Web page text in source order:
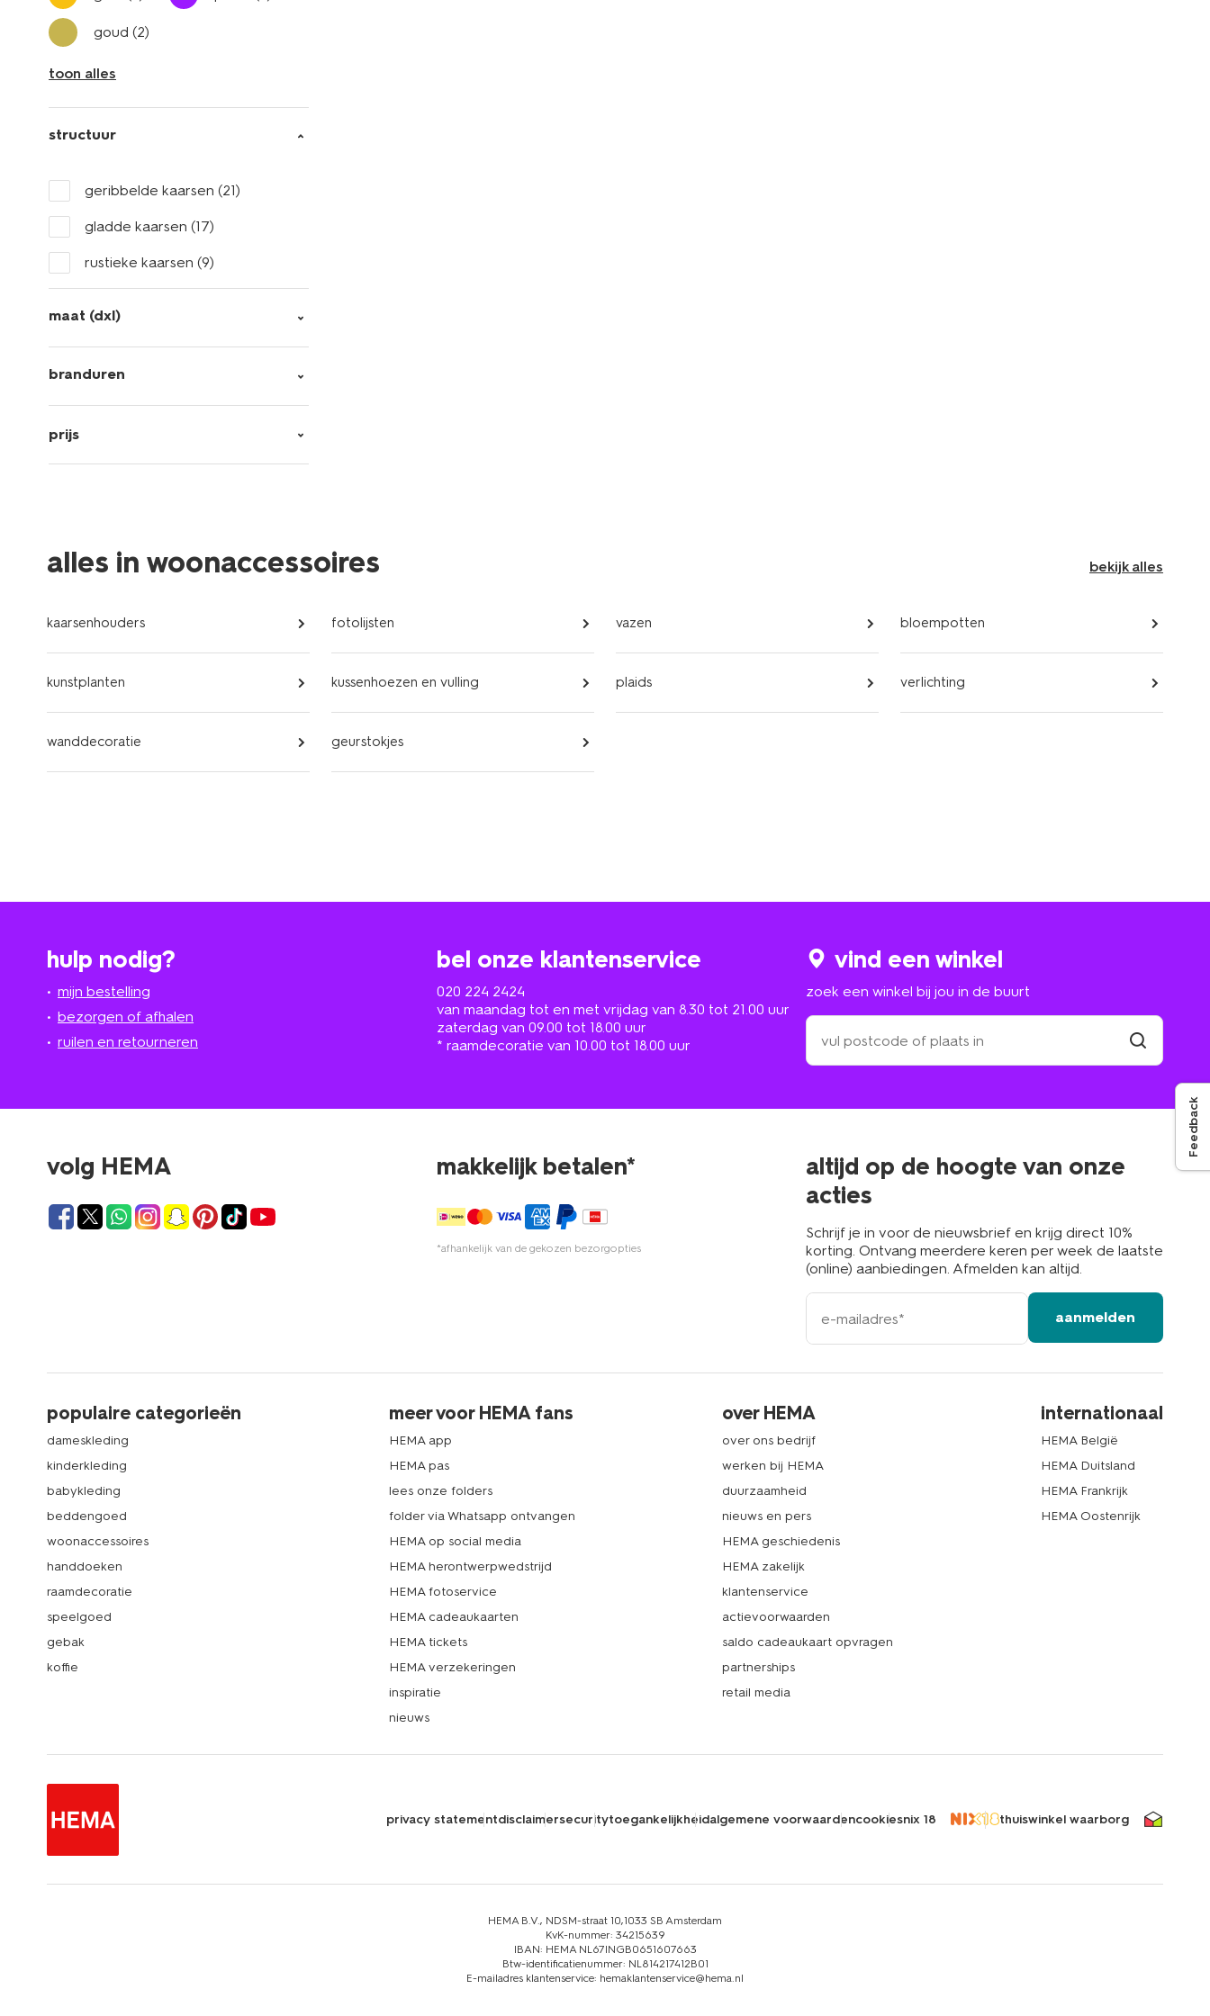
goud (2)
toon alles
structuur
geribbelde kaarsen (21)
gladde kaarsen (17)
rustieke kaarsen (9)
maat (dxl)
branduren
prijs
Feedback
alles in woonaccessoires bekijk alles
kaarsenhouders fotolijsten vazen bloempotten
kunstplanten kussenhoezen en vulling plaids verlichting
wanddecoratie geurstokjes
hulp nodig?
mijn bestelling
bezorgen of afhalen
ruilen en retourneren
bel onze klantenservice
020 224 2424
van maandag tot en met vrijdag van 8.30 tot 21.00 uur
zaterdag van 09.00 tot 18.00 uur
* raamdecoratie van 10.00 tot 18.00 uur
vind een winkel
zoek een winkel bij jou in de buurt
zoek
een
winkel
in
volg HEMA makkelijk betalen*
*afhankelijk van de gekozen bezorgopties
altijd op de hoogte van onze
acties
Schrijf je in voor de nieuwsbrief en krijg direct 10%
korting. Ontvang meerdere keren per week de laatste
(online) aanbiedingen. Afmelden kan altijd.
e-
mailadres
aanmelden
populaire categorieën
dameskleding
kinderkleding
babykleding
beddengoed
woonaccessoires
handdoeken
raamdecoratie
speelgoed
gebak
koffie
meer voor HEMA fans
HEMA app
HEMA pas
lees onze folders
folder via Whatsapp ontvangen
HEMA op social media
HEMA herontwerpwedstrijd
HEMA fotoservice
HEMA cadeaukaarten
HEMA tickets
HEMA verzekeringen
inspiratie
nieuws
over HEMA
over ons bedrijf
werken bij HEMA
duurzaamheid
nieuws en pers
HEMA geschiedenis
HEMA zakelijk
klantenservice
actievoorwaarden
saldo cadeaukaart opvragen
partnerships
retail media
internationaal
HEMA België
HEMA Duitsland
HEMA Frankrijk
HEMA Oostenrijk
privacy statementdisclaimersecuritytoegankelijkheidalgemene voorwaardencookiesnix 18 thuiswinkel waarborg
HEMA B.V., NDSM-straat 10,1033 SB Amsterdam
KvK-nummer: 34215639
IBAN: HEMA NL67INGB0651607663
Btw-identificatienummer: NL814217412B01
E-mailadres klantenservice: hemaklantenservice@hema.nl